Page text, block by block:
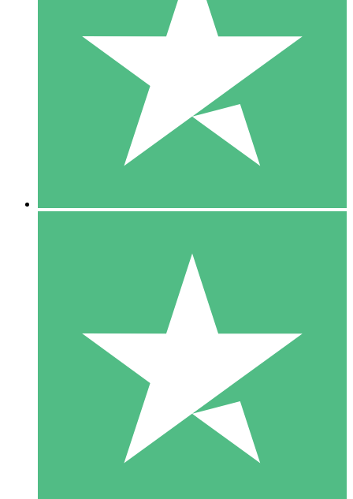
Betala per användning med nedladdningskrediter. Inget
1 Nedladdningar
10 00
10 Nedladdningar
20 00